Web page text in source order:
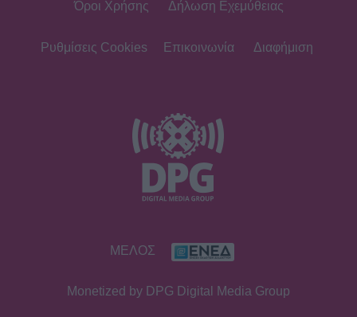
Όροι Χρήσης Δήλωση Εχεμύθειας
Ρυθμίσεις Cookies Επικοινωνία Διαφήμιση
ΜΕΛΟΣ
Monetized by DPG Digital Media Group